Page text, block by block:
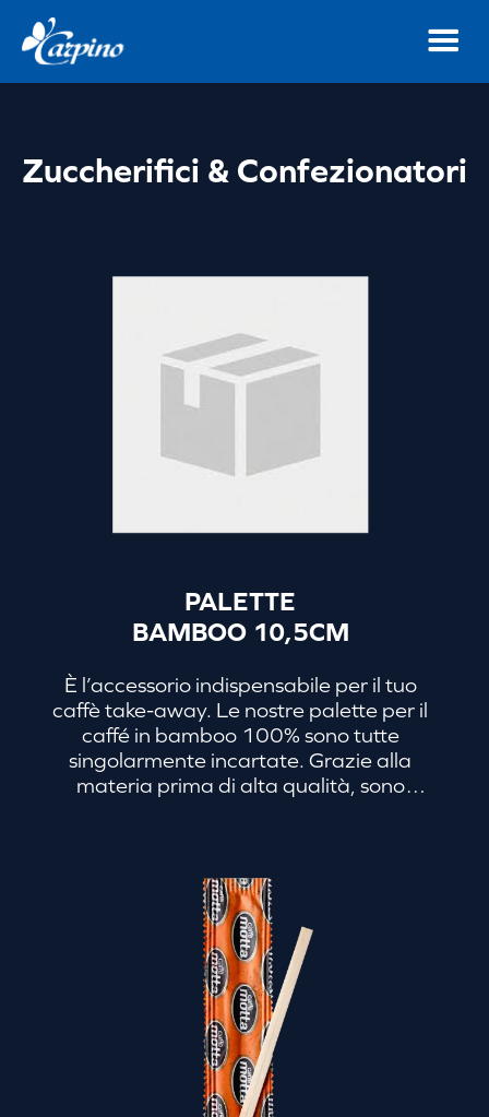
Zuccherifici & Confezionatori
PALETTE
BAMBOO 10,5CM
È l’accessorio indispensabile per il tuo
caffè take-away. Le nostre palette per il
caffé in bamboo 100% sono tutte
singolarmente incartate. Grazie alla
materia prima di alta qualità, sono
al bicchiere da caffè o da cappuccino.